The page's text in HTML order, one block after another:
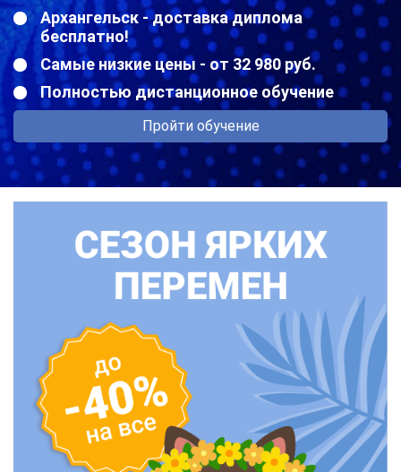
Архангельск - доставка диплома
бесплатно!
Самые низкие цены - от 32 980 руб.
Полностью дистанционное обучение
Пройти обучение